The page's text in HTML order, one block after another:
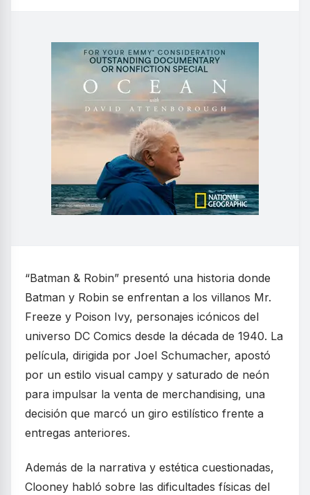
“Batman & Robin” presentó una historia donde
Batman y Robin se enfrentan a los villanos Mr.
Freeze y Poison Ivy, personajes icónicos del
universo DC Comics desde la década de 1940. La
película, dirigida por Joel Schumacher, apostó
por un estilo visual campy y saturado de neón
para impulsar la venta de merchandising, una
decisión que marcó un giro estilístico frente a
entregas anteriores.
Además de la narrativa y estética cuestionadas,
Clooney habló sobre las dificultades físicas del